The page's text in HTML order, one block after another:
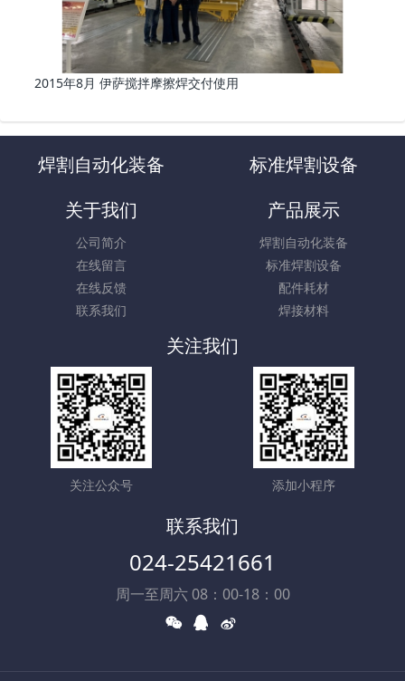
2015年8月 伊萨搅拌摩擦焊交付使用
焊割自动化装备
标准焊割设备
关于我们
公司简介
在线留言
在线反馈
联系我们
产品展示
焊割自动化装备
标准焊割设备
配件耗材
焊接材料
关注我们
关注公众号 添加小程序
联系我们
024-25421661
周一至周六 08：00-18：00